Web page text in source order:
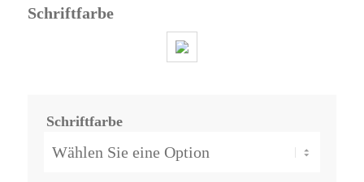
Schriftfarbe
Schriftfarbe